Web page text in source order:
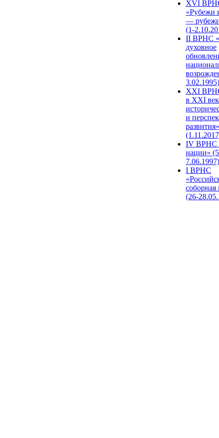
XVI
«Рубежи
—
(1-
II ВРНС
духовное
3.02.1995)
XХI
в XXI
и
развития»
IV ВРНС
нации»
7.06.1997)
I ВРНС
(26-